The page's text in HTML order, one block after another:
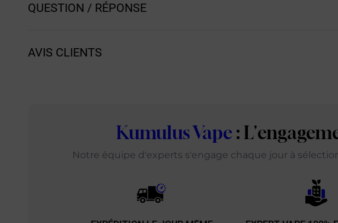
QUESTION / RÉPONSE
AVIS CLIENTS
Kumulus Vape :
Notre équipe d'experts s'engage chaque jour à